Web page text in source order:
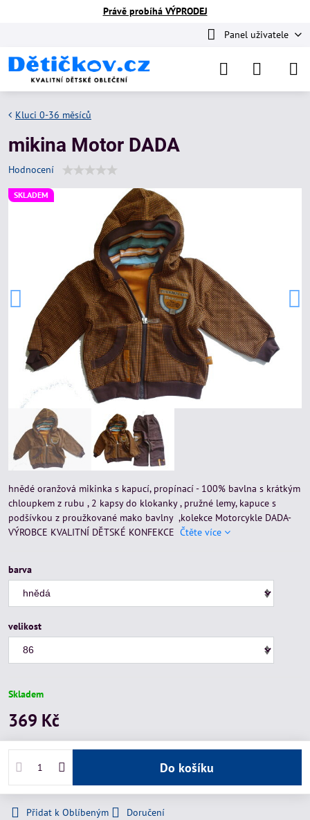
Právě probíhá VÝPRODEJ
Panel uživatele
SKLADEM
Kluci 0-36 měsíců
mikina Motor DADA
Hodnocení
hnědé oranžová mikinka s kapucí, propínací - 100% bavlna s krátkým
chloupkem z rubu , 2 kapsy do klokanky , pružné lemy, kapuce s
podšívkou z proužkované mako bavlny ,kolekce Motorcykle DADA-
VÝROBCE KVALITNÍ DĚTSKÉ KONFEKCE Čtěte více
barva
velikost
Skladem
369 Kč
Do košíku
Přidat k Oblíbeným
Doručení